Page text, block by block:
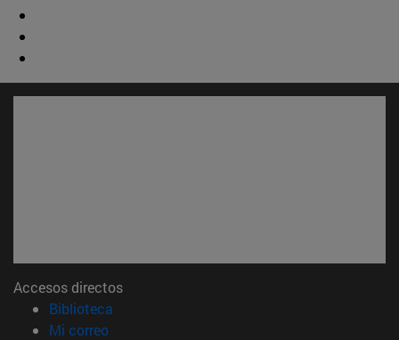
Accesos directos
Biblioteca
Mi correo(abre en nueva ventana)